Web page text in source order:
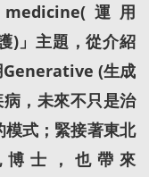
運用
)」主題，從介紹
Generative (生成
，未來不只是治
式；緊接著東北
士，也帶來